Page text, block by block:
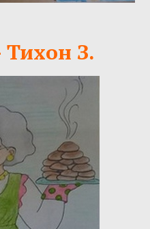
Тихон З.